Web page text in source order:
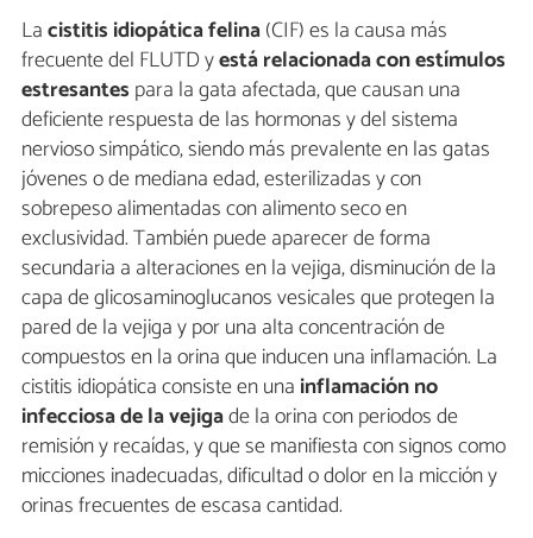
Lacistitis idiopática felina(CIF) es la causa más
frecuente del FLUTD yestá relacionada con estímulos
estresantes para la gata afectada, que causan una
deficiente respuesta de las hormonas y del sistema
nervioso simpático, siendo más prevalente en las gatas
jóvenes o de mediana edad, esterilizadas y con
sobrepeso alimentadas con alimento seco en
exclusividad. También puede aparecer de forma
secundaria a alteraciones en la vejiga, disminución de la
capa de glicosaminoglucanos vesicales que protegen la
pared de la vejiga y por una alta concentración de
compuestos en la orina que inducen una inflamación. La
cistitis idiopática consiste en una inflamación no
infecciosa de la vejigade la orina con periodos de
remisión y recaídas, y que se manifiesta con signos como
micciones inadecuadas, dificultad o dolor en la micción y
orinas frecuentes de escasa cantidad.